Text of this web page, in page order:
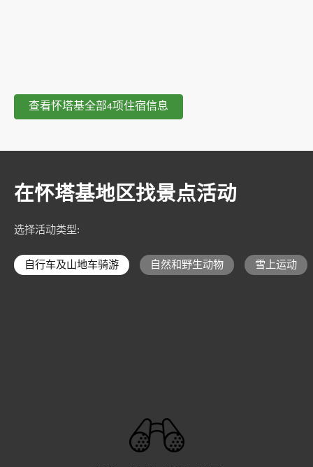
查看怀塔基全部4项住宿信息
在怀塔基地区找景点活动
选择活动类型:
自行车及山地车骑游 自然和野生动物 雪上运动